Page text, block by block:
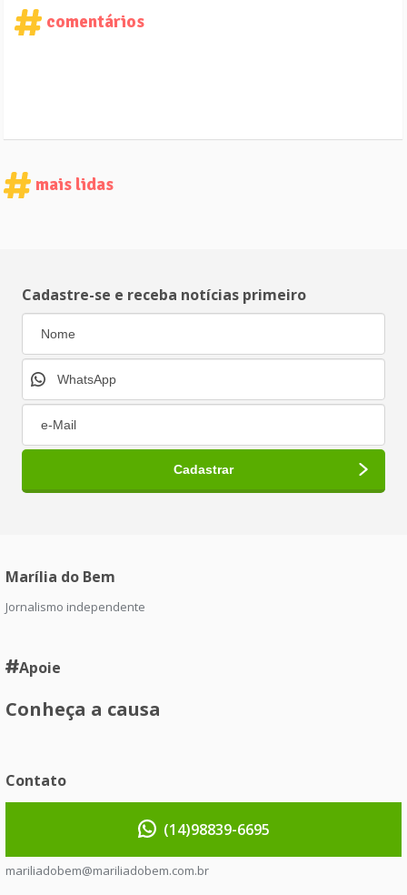
comentários
mais lidas
Cadastre-se e receba notícias primeiro
Marília do Bem
Jornalismo independente
Apoie
Conheça a causa
Contato
(14)98839-6695
mariliadobem@mariliadobem.com.br